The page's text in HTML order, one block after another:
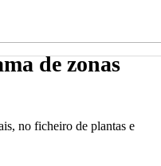
de zonas
no ficheiro de plantas e